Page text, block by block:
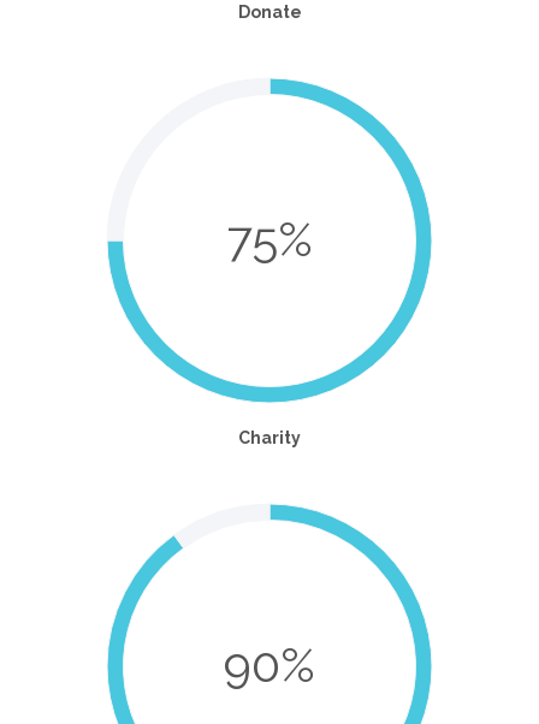
Donate
75%
Charity
90%